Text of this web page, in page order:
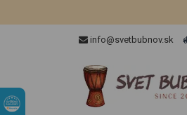
info@svetbubnov.sk